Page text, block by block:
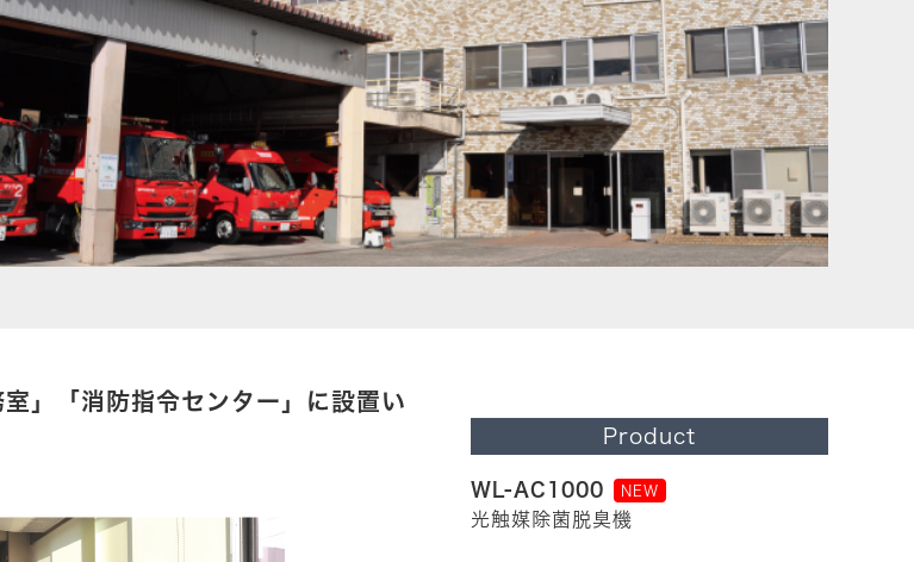
」「消防指令センター」に設置い
Product
WL-AC1000 NEW
光触媒除菌脱臭機